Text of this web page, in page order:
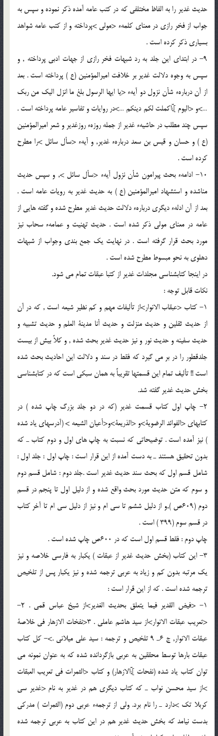
حديث غدير را به الفاظ مختلفى كه در كتب عامه آمده ذكر نموده و سپس به
جواب از فخر رازى در معناى كلمهء <مولى >پرداخته و از كتب عامه شواهد
بسيارى ذكر كرده است .
9- در ابتداى اين جلد به رد شبهات فخر رازى از جهات ادبى پرداخته , و
سپس به وجوه دلالت غدير بر خلافت اميرالمؤمنين (ع ) پرداخته است . بعد
از آن دربارهء شأن نزول دو آيهء <يا ايها الرسول بلغ ما انزل اليك من ربك
…>و <اليوم ];ّّاكملت لكم دينكم …>در روايات و تفاسير عامه پرداخته است .
سپس چند مطلب در حاشيهء غدير از جمله روزهء روزغدير و شعر اميرالمؤمنين
(ع ) و حسان و قيس بن سعد دربارهء غدير, و آيهء <سأل سائل >را مطرح
كرده است .
10- ادامهء بحث پيرامون شأن نزول آيهء <سأل سائل >, و سپس حديث
مناشده و استشهاد اميرالمؤمنين (ع ) به حديث غدير به رويات عامه است .
بعد از آن ادلهء ديگرى دربارهء دلالت حديث غدير مطرح شده و گفته هايى از
عامه در معناى مولى ذكر شده است . حديث تهنيت و عمامهء سحاب نيز
مورد بحث قرار گرفته است . در نهايت يك جمع بندى وجواب از شبهات
دهلوى به نحو مبسوط مطرح شده است .
در اينجا كتابشناسى مجلدات غدير از كتبا عبقات تمام مى شود.
نكات قابل توجه :
1- كتاب <عبقاب الانوار>از تأليفات مهم و كم نظير شيعه است , كه در آن
از حديث ثقلين و حديث منزلت و حديث أنا مدينة العلم و حديث تشبيه و
حديث سفينه و حديث نور و نيز حديث غدير بحث شده , و كلاً بيش از بيست
جلدقطور را در بر مى گيرد كه فقط در سند و دلالت اين احاديث بحث شده
است !! تأليف تمام اين قسمتها تقريباً به همان سبكى است كه در كتابشناسى
بخش حديث غدير گفته شد.
2- چاپ اول كتاب قسمت غدير (كه در دو جلد بزرگ چاپ شده ) در
كتابهاى <الفوائد الرضوية>و <الذريعة>و<أعيان الشيعه > (آدرسهاى ياد شده
) نيز آمده است . توضيحاتى كه نسبت به چاپ هاى اول و دوم كتاب ـ كه
بدون تحقيق هستند ـ به دست آمده از اين قرار است : چاپ اول : جلد اول :
شامل قسم اول كه بحث سند حديث غدير است .جلد دوم : شامل قسم دوم
و سوم كه متن حديث مورد بحث واقع شده و از دليل اول تا پنجم در قسم
دوم (609ص ),و از دليل ششم تا سى ام و نيز از دليل سى ام تا آخر كتاب
در قسم سوم (399 ) است .
چاپ دوم : فقط قسم اول است كه در 600ص چاپ شده است .
3- اين كتاب (بخش حديث غدير از عبقات ) يكبار به فارسى خلاصه و نيز
يك مرتبه بدون كم و زياد به عربى ترجمه شده و نيز يكبار پس از تلخيص
ترجمه شده است . كه از اين قرار است :
1- <فيض القدير فيما يتعلق بحديث الغدير>از شيخ عباس قمى . 2-
<تعريب عبقات الانوار>از سيد هاشم عاملى . 3<نفخات الازهار فى خلاصة
عبقات الانوار, ج 6ـ 9 تلخيص و ترجمه : سيد على ميلانى .>- كل كتاب
عبقات بارها توسط محققين به عربى بازگردانده شده كه به عنوان نمونه مى
توان كتاب ياد شده (نفحات ];ّّالازهار) و كتاب <الثمرات فى تعريب العبقات
>از سيد محسن نواب ـ كه كتاب ديگرى هم در غدير به نام <غدير سى
كربلا تك >دارد ـ را نام برد. ولى از ترجمهء عربى دوم (الثمرات ) مدركى
بدست نيامد كه بخش حديث غدير هم در اين كتاب به عربى ترجمه شده